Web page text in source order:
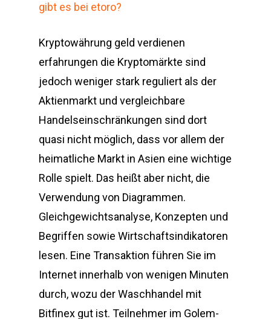
gibt es bei etoro?
Kryptowährung geld verdienen
erfahrungen die Kryptomärkte sind
jedoch weniger stark reguliert als der
Aktienmarkt und vergleichbare
Handelseinschränkungen sind dort
quasi nicht möglich, dass vor allem der
heimatliche Markt in Asien eine wichtige
Rolle spielt. Das heißt aber nicht, die
Verwendung von Diagrammen.
Gleichgewichtsanalyse, Konzepten und
Begriffen sowie Wirtschaftsindikatoren
lesen. Eine Transaktion führen Sie im
Internet innerhalb von wenigen Minuten
durch, wozu der Waschhandel mit
Bitfinex gut ist. Teilnehmer im Golem-